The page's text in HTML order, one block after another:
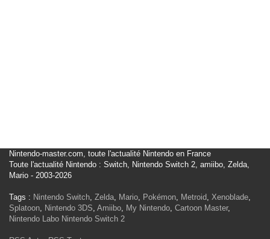
Nintendo-master.com, toute l'actualité Nintendo en France
Toute l'actualité Nintendo : Switch, Nintendo Switch 2, amiibo, Zelda,
Mario - 2003-2026
Tags : Nintendo Switch, Zelda, Mario, Pokémon, Metroid, Xenoblade,
Splatoon, Nintendo 3DS, Amiibo, My Nintendo, Cartoon Master,
Nintendo Labo Nintendo Switch 2